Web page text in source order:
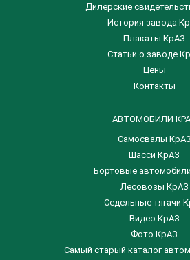
Дилерские
История завода
Плакаты КрАЗ
Статьи о заводе
Цены
Контакты
АВТОМОБИЛИ
Самосвалы КрАЗ
Шасси КрАЗ
Бортовые
Лесовозы КрАЗ
Седельные тягачи
Видео КрАЗ
Фото КрАЗ
Самый старый каталог